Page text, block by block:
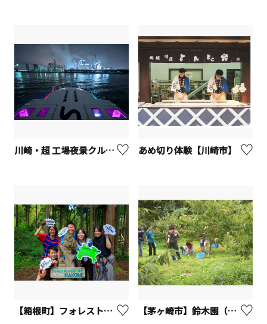
川崎・超 工場夜景クルーズ あめ切り体験【川崎市】
【箱根町】フォレストアドベンチャー・箱根 【茅ヶ崎市】鈴木園（果物狩り）